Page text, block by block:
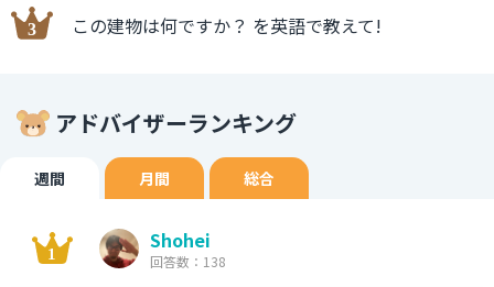
この建物は何ですか？ を英語で教えて!
アドバイザーランキング
週間 月間 総合
Shohei
回答数：138